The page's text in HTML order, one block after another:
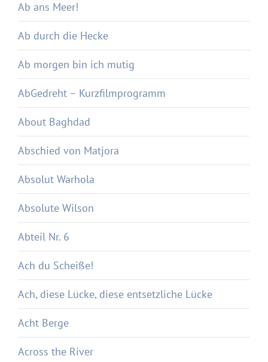
Ab ans Meer!
Ab durch die Hecke
Ab morgen bin ich mutig
AbGedreht – Kurzfilmprogramm
About Baghdad
Abschied von Matjora
Absolut Warhola
Absolute Wilson
Abteil Nr. 6
Ach du Scheiße!
Ach, diese Lücke, diese entsetzliche Lücke
Acht Berge
Across the River